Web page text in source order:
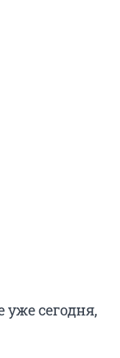
сегодня,